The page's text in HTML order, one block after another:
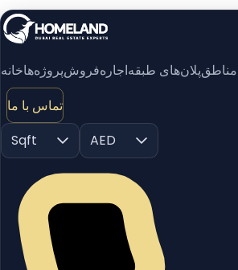
خانهپروژه‌هافروشاجارهپلان‌های طبقهمناطق
تماس با ما
Sqft
AED